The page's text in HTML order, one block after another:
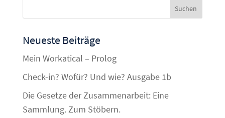
Neueste Beiträge
Mein Workatical – Prolog
Check-in? Wofür? Und wie? Ausgabe 1b
Die Gesetze der Zusammenarbeit: Eine
Sammlung. Zum Stöbern.